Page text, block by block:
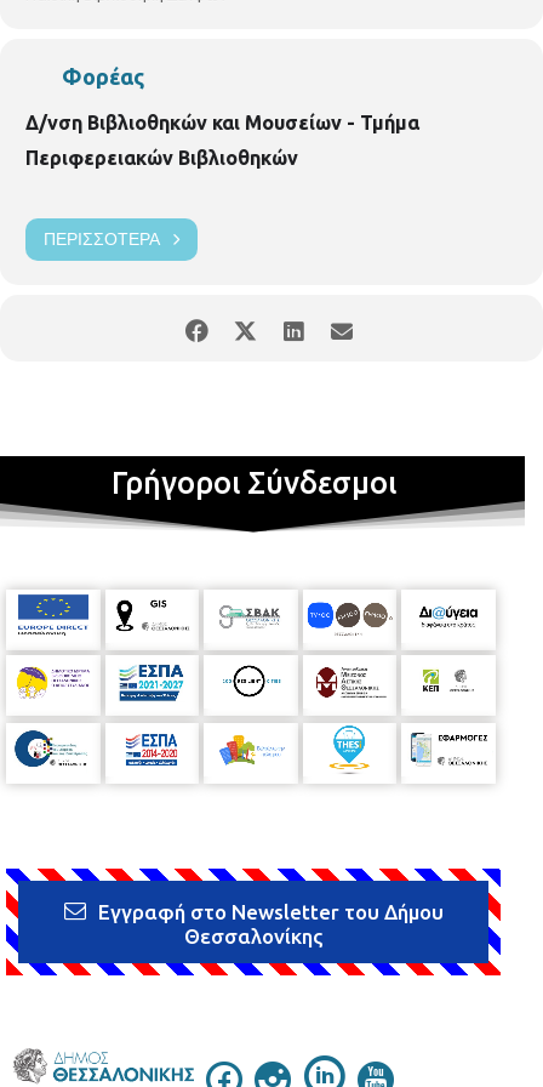
Φορέας
Δ/νση Βιβλιοθηκών και Μουσείων - Τμήμα
Περιφερειακών Βιβλιοθηκών
ΠΕΡΙΣΣΌΤΕΡΑ
Γρήγοροι Σύνδεσμοι
Εγγραφή στο Newsletter του Δήμου
Θεσσαλονίκης